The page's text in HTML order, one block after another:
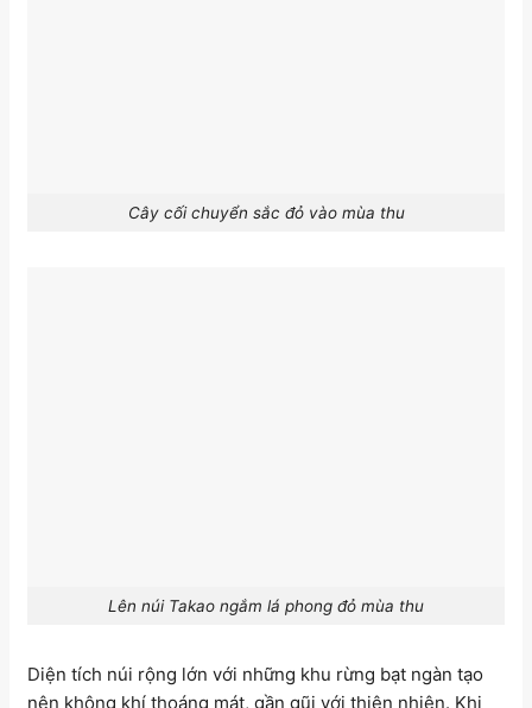
Cây cối chuyển sắc đỏ vào mùa thu
Lên núi Takao ngắm lá phong đỏ mùa thu
Diện tích núi rộng lớn với những khu rừng bạt ngàn tạo
nên không khí thoáng mát, gần gũi với thiên nhiên. Khi